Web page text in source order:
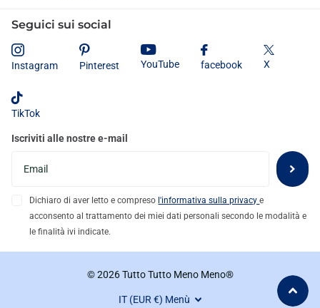
Seguici sui social
Instagram Pinterest YouTube facebook X
TikTok
Iscriviti alle nostre e-mail
Dichiaro di aver letto e compreso l'informativa sulla privacye
acconsento al trattamento dei miei dati personali secondo le modalità e
le finalità ivi indicate.
©2026Tutto Tutto Meno Meno®
IT (EUR €) Menù